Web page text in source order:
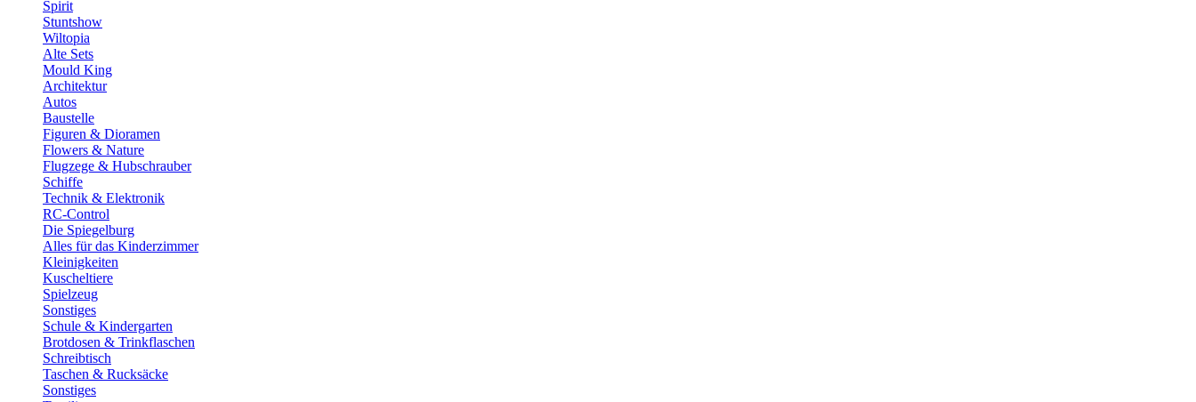
Spirit
Stuntshow
Wiltopia
Alte Sets
Mould King
Architektur
Autos
Baustelle
Figuren & Dioramen
Flowers & Nature
Flugzege & Hubschrauber
Schiffe
Technik & Elektronik
RC-Control
Die Spiegelburg
Alles für das Kinderzimmer
Kleinigkeiten
Kuscheltiere
Spielzeug
Sonstiges
Schule & Kindergarten
Brotdosen & Trinkflaschen
Schreibtisch
Taschen & Rucksäcke
Sonstiges